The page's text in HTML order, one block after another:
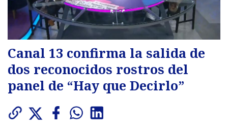
Canal 13 confirma la salida de
dos reconocidos rostros del
panel de “Hay que Decirlo”